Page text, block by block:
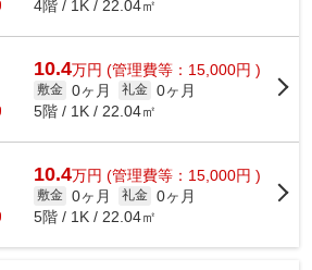
4階 / 1K / 22.04㎡
10.4万円 (管理費等：15,000円 )
敷金 0ヶ月 礼金 0ヶ月
5階 / 1K / 22.04㎡
10.4万円 (管理費等：15,000円 )
敷金 0ヶ月 礼金 0ヶ月
5階 / 1K / 22.04㎡